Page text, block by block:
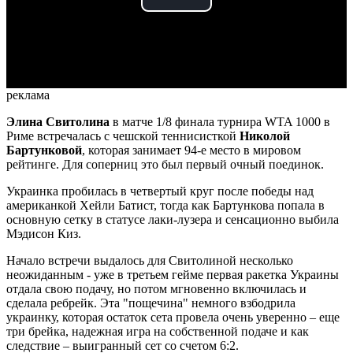
Play
реклама
Элина Свитолина в матче 1/8 финала турнира WTA 1000 в
Риме встречалась с чешской теннисисткой Николой
Бартунковой, которая занимает 94-е место в мировом
рейтинге. Для соперниц это был первый очный поединок.
Украинка пробилась в четвертый круг после победы над
американкой Хейли Батист, тогда как Бартункова попала в
основную сетку в статусе лаки-лузера и сенсационно выбила
Мэдисон Киз.
Начало встречи выдалось для Свитолиной несколько
неожиданным - уже в третьем гейме первая ракетка Украины
отдала свою подачу, но потом мгновенно включилась и
сделала ребрейк. Эта "пощечина" немного взбодрила
украинку, которая остаток сета провела очень уверенно – еще
три брейка, надежная игра на собственной подаче и как
следствие – выигранный сет со счетом 6:2.